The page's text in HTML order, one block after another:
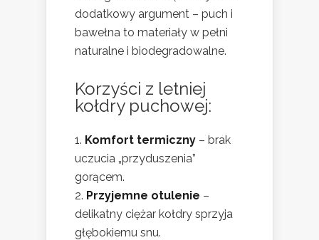
dodatkowy argument – puch i
bawełna to materiały w pełni
naturalne i biodegradowalne.
Korzyści z letniej
kołdry puchowej:
Komfort termiczny – brak
uczucia „przyduszenia”
gorącem.
Przyjemne otulenie –
delikatny ciężar kołdry sprzyja
głębokiemu snu.